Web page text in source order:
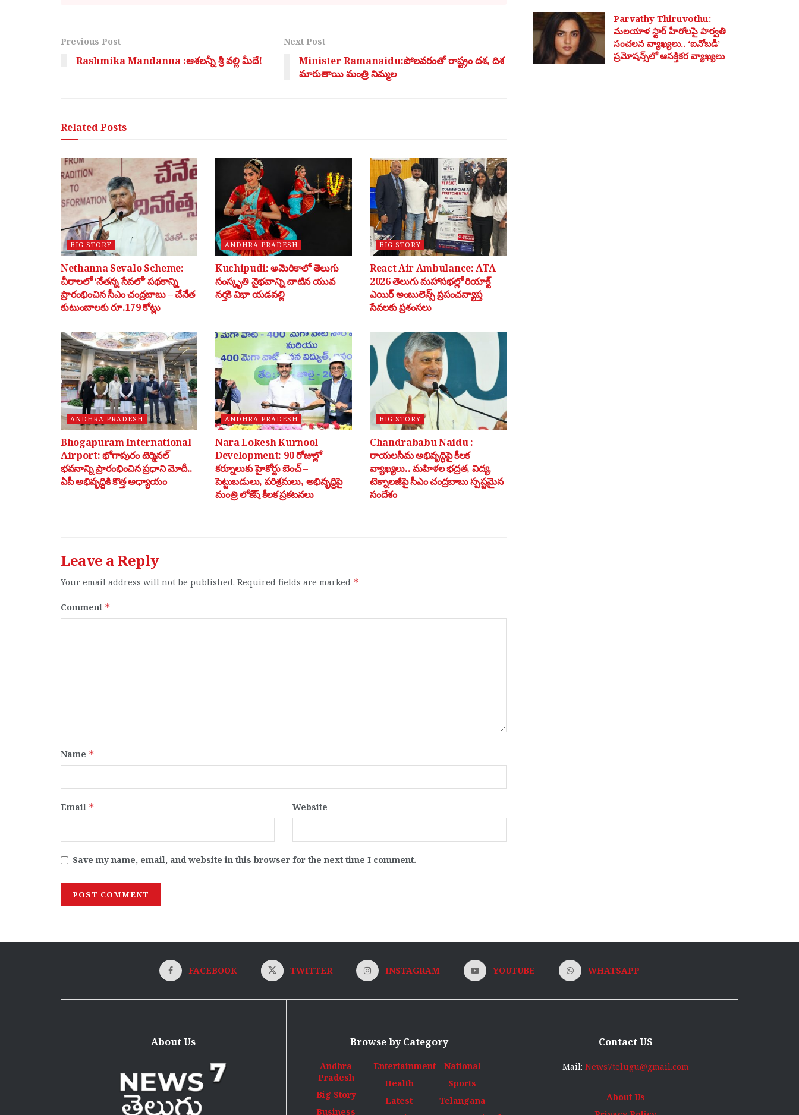
Previous Post
Rashmika Mandanna :ఆశలన్నీ శ్రీ వల్లి మీదే!
Next Post
Minister Ramanaidu:పోలవరంతో రాష్ట్రం దశ, దిశ
మారుతాయి మంత్రి నిమ్మల
RelatedPosts
BIG STORY
Nethanna Sevalo Scheme:
చీరాలలో ‘నేతన్న సేవలో’ పథకాన్ని
ప్రారంభించిన సీఎం చంద్రబాబు – చేనేత
కుటుంబాలకు రూ.179 కోట్లు
ANDHRA PRADESH
Kuchipudi: అమెరికాలో తెలుగు
సంస్కృతి వైభవాన్ని చాటిన యువ
నర్తకి విభా యడవల్లి
BIG STORY
React Air Ambulance: ATA
2026 తెలుగు మహాసభల్లో రియాక్ట్
ఎయిర్ అంబులెన్స్ ప్రపంచవ్యాప్త
సేవలకు ప్రశంసలు
ANDHRA PRADESH
Bhogapuram International
Airport: భోగాపురం టెర్మినల్
భవనాన్ని ప్రారంభించిన ప్రధాని మోదీ..
ఏపీ అభివృద్ధికి కొత్త అధ్యాయం
ANDHRA PRADESH
Nara Lokesh Kurnool
Development: 90 రోజుల్లో
కర్నూలుకు హైకోర్టు బెంచ్ –
పెట్టుబడులు, పరిశ్రమలు, అభివృద్ధిపై
మంత్రి లోకేష్ కీలక ప్రకటనలు
BIG STORY
Chandrababu Naidu :
రాయలసీమ అభివృద్ధిపై కీలక
వ్యాఖ్యలు.. మహిళల భద్రత, విద్య,
టెక్నాలజీపై సీఎం చంద్రబాబు స్పష్టమైన
సందేశం
Leave a Reply
Your email address will not be published. Required fields are marked *
Comment *
Name *
Email * Website
Save my name, email, and website in this browser for the next time I comment.
Parvathy Thiruvothu:
మలయాళ స్టార్ హీరోలపై పార్వతి
సంచలన వ్యాఖ్యలు.. ‘ఐనోబడీ’
ప్రమోషన్స్‌లో ఆసక్తికర వ్యాఖ్యలు
FACEBOOK TWITTER INSTAGRAM YOUTUBE WHATSAPP
About Us Browse by Category
Andhra
Pradesh
Big Story
Business
Entertainment
Health
Latest
National
Sports
Telangana
Contact US
Mail: News7telugu@gmail.com
About Us